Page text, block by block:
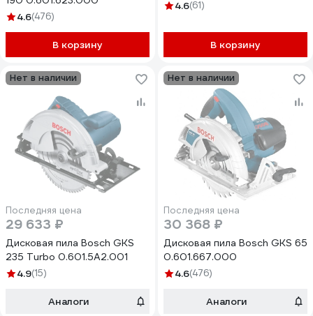
4.6(476)
В корзину
4.6(61)
В корзину
Нет в наличии
Последняя цена
29 633 ₽
Дисковая пила Bosch GKS
235 Turbo 0.601.5A2.001
4.9(15)
Аналоги
Нет в наличии
Последняя цена
30 368 ₽
Дисковая пила Bosch GKS 65
0.601.667.000
4.6(476)
Аналоги